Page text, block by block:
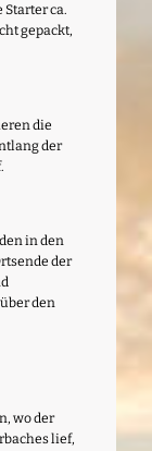
Starter ca.
gepackt,
die
der
in den
der
den
wo der
lief,